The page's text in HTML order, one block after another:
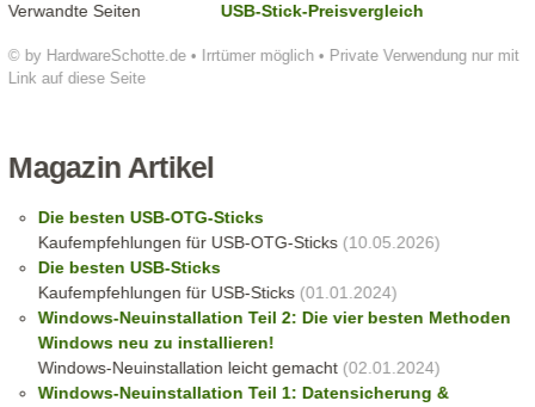
© by HardwareSchotte.de • Irrtümer möglich • Private Verwendung nur mit
Link auf diese Seite
Verwandte Seiten USB-Stick-Preisvergleich
Magazin Artikel
Die besten USB-OTG-Sticks
Kaufempfehlungen für USB-OTG-Sticks(10.05.2026)
Die besten USB-Sticks
Kaufempfehlungen für USB-Sticks(01.01.2024)
Windows-Neuinstallation Teil 2: Die vier besten Methoden
Windows neu zu installieren!
Windows-Neuinstallation leicht gemacht(02.01.2024)
Windows-Neuinstallation Teil 1: Datensicherung &